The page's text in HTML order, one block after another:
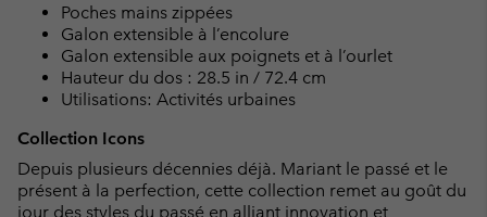
Poches mains zippées
Galon extensible à l’encolure
Galon extensible aux poignets et à l’ourlet
Hauteur du dos : 28.5 in / 72.4 cm
Utilisations: Activités urbaines
Collection Icons
Depuis plusieurs décennies déjà. Mariant le passé et le
présent à la perfection, cette collection remet au goût du
jour des styles du passé en alliant innovation et